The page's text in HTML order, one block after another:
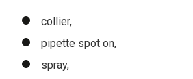
collier,
pipette spot on,
spray,